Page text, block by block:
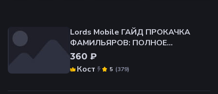
Lords Mobile ГАЙД ПРОКАЧКА
ФАМИЛЬЯРОВ: ПОЛНОЕ
РУКОВОДСТВО
360 ₽
Кост
(379)
5